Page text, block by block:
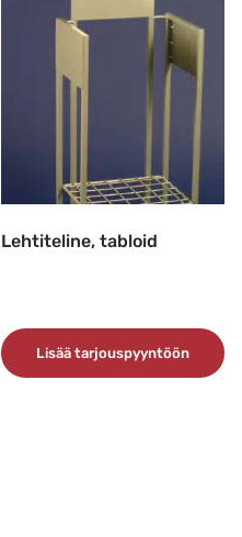
tuotteella
useampi
muunnelma.
tuotteen
sivulla.
Lehtiteline, tabloid
Lisää tarjouspyyntöön